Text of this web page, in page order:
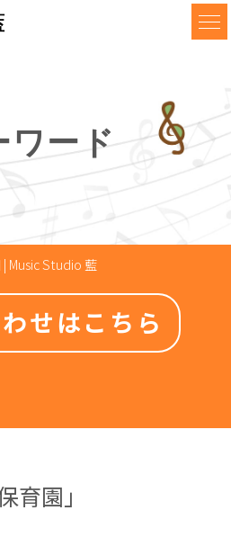
ワード
Music Studio 藍
せはこちら
育園」